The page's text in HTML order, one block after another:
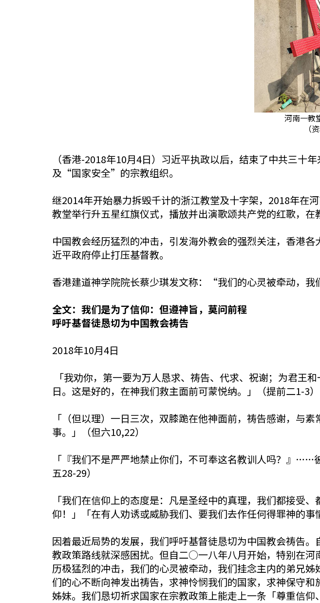
河南一教
（
（香港-2018年10月4日）习近平执政以后，结束了中共三
及“国家安全”的宗教组织。
继2014年开始暴力拆毁千计的浙江教堂及十字架，2018年在
教堂举行升五星红旗仪式，播放并出演歌颂共产党的红歌，
中国教会经历猛烈的冲击，引发海外教会的强烈关注，香港
近平政府停止打压基督教。
香港建道神学院院长蔡少琪发文称：“我们的心灵被牵动，我
全文：我们是为了信仰：但遵神旨，莫问前程
呼吁基督徒恳切为中国教会祷告
2018年10月4日
「我劝你，第一要为万人恳求、祷告、代求、祝谢；为君王
日。这是好的，在神我们救主面前可蒙悦纳。」（提前二1-3）
「（但以理）一日三次，双膝跪在他神面前，祷告感谢，与
事。」（但六10,22）
「『我们不是严严地禁止你们，不可奉这名教训人吗？』
五28-29）
「我们在信仰上的态度是：凡是圣经中的真理，我们都接
仰！」「在有人劝诱或威胁我们、要我们去作任何得罪神的事
因着最近局势的发展，我们呼吁基督徒恳切为中国教会祷告
教政策路线就深感困扰。但自二○一八年八月开始，特别在
历极猛烈的冲击，我们的心灵被牵动，我们挂念主内的弟兄
们的心不断向神发出祷告，求神怜悯我们的国家，求神保守
姊妹。我们恳切祈求国家在宗教政策上能走上一条「尊重信仰